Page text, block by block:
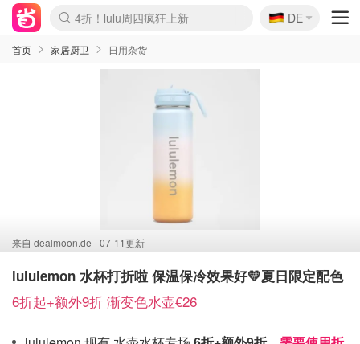
Boticinal 夏促开抢！
4折！lulu周四疯狂上新
还没结束！&OtherStories大促
Joybuy变相75折 随时失效
速领！Stanley独家85折
疑似霸哥！Camper额外叠85折
Zalando 奥莱闪促！每日更新
Moncler反季囤！5折起+叠9折
Coach Brooklyn仅€192
🇩🇪
DE
首页 家居厨卫 日用杂货
来自 dealmoon.de 07-11更新
lululemon 水杯打折啦 保温保冷效果好💛夏日限定配色
6折起+额外9折 渐变色水壶€26